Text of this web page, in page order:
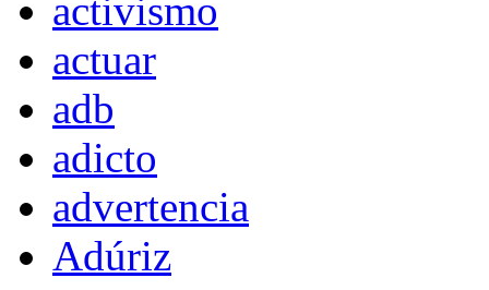
activismo
actuar
adb
adicto
advertencia
Adúriz